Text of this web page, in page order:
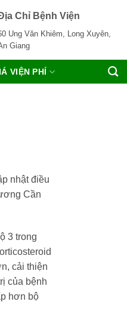
Chỉ Bệnh Viện
Ung Văn Khiêm, Long Xuyên,
Giang
VIỆN PHÍ
nhật điều
Cần
3 trong
cải thiện
của bệnh
hơn bộ